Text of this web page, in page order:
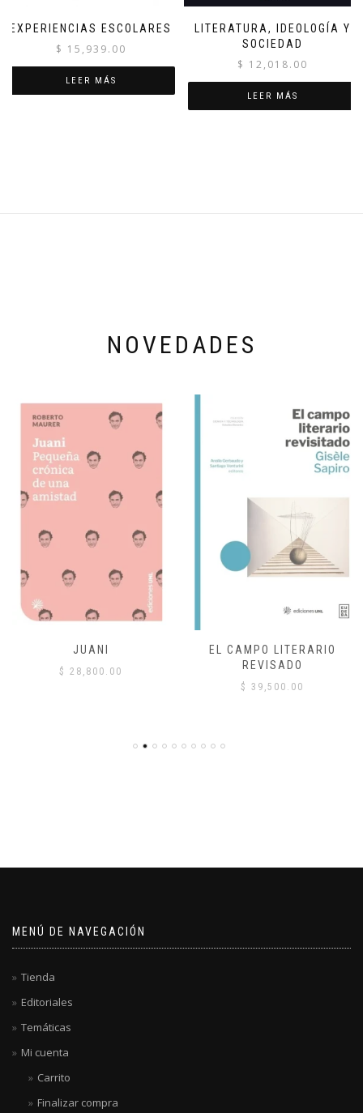
EXPERIENCIAS ESCOLARES
$ 15,939.00
LEER MÁS
LITERATURA, IDEOLOGÍA Y
SOCIEDAD
$ 12,018.00
LEER MÁS
NOVEDADES
JUANI
$ 28,800.00
EL CAMPO LITERARIO
REVISADO
$ 39,500.00
MENÚ DE NAVEGACIÓN
Tienda
Editoriales
Temáticas
Mi cuenta
Carrito
Finalizar compra